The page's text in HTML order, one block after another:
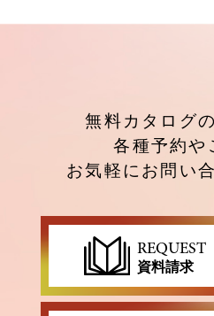
無料カタログ
各種予約や
お気軽にお問い
REQUEST
資料請求